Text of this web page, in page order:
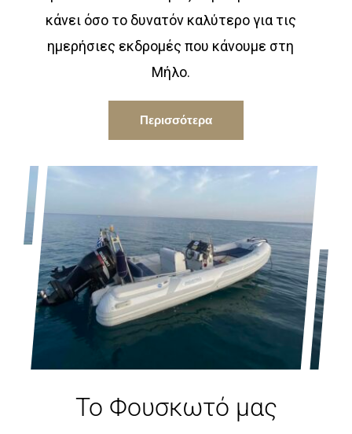
κάνει όσο το δυνατόν καλύτερο για τις
ημερήσιες εκδρομές που κάνουμε στη
Μήλο.
Περισσότερα
Το Φουσκωτό μας